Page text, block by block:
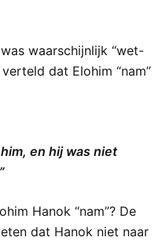
waarschijnlijk “wet-
en hij was niet
Hanok “nam”? De
dat Hanok niet naar